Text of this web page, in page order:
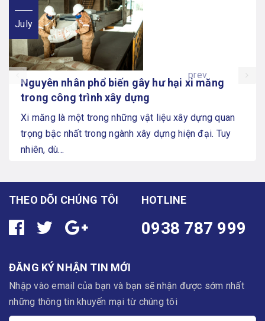
July
Nguyên nhân phổ biến gây hư hại xi măng
trong công trình xây dựng
Xi măng là một trong những vật liệu xây dựng quan
trọng bậc nhất trong ngành xây dựng hiện đại. Tuy
nhiên, dù...
prev
THEO DÕI CHÚNG TÔI HOTLINE
0938 787 999
ĐĂNG KÝ NHẬN TIN MỚI
Nhập vào email của bạn và bạn sẽ nhận được sớm nhất
những thông tin khuyến mại từ chúng tôi